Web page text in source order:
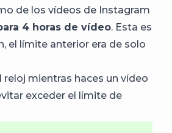
de los vídeos de Instagram
4 horas de vídeo. Esta es
el límite anterior era de solo
reloj mientras haces un vídeo
exceder el límite de